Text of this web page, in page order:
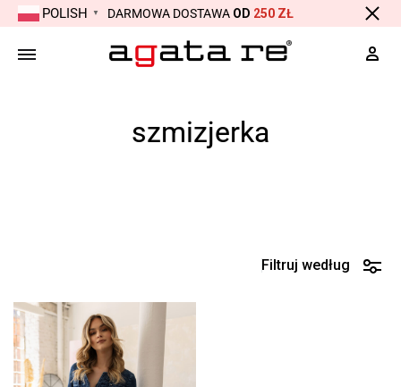
POLISH ▼ DARMOWA DOSTAWA OD 250 ZŁ
szmizjerka
Filtruj według